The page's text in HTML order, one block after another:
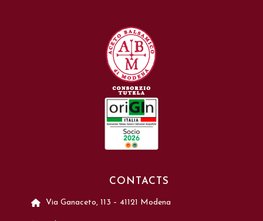
CONTACTS
Via Ganaceto, 113 – 41121 Modena